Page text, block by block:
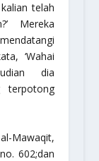
telah
Mereka
‘Wahai
dia
Mawaqit,
602;dan